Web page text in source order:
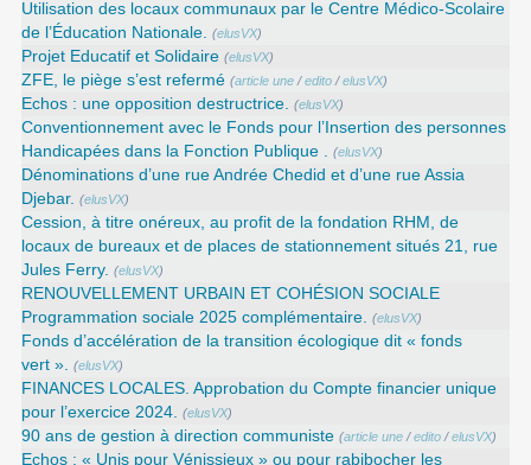
Utilisation des locaux communaux par le Centre Médico-Scolaire
de l’Éducation Nationale. (elusVX)
Projet Educatif et Solidaire (elusVX)
ZFE, le piège s’est refermé (article une/edito/elusVX)
Echos : une opposition destructrice. (elusVX)
Conventionnement avec le Fonds pour l’Insertion des personnes
Handicapées dans la Fonction Publique . (elusVX)
Dénominations d’une rue Andrée Chedid et d’une rue Assia
Djebar. (elusVX)
Cession, à titre onéreux, au profit de la fondation RHM, de
locaux de bureaux et de places de stationnement situés 21, rue
Jules Ferry. (elusVX)
RENOUVELLEMENT URBAIN ET COHÉSION SOCIALE
Programmation sociale 2025 complémentaire. (elusVX)
Fonds d’accélération de la transition écologique dit « fonds
vert ». (elusVX)
FINANCES LOCALES. Approbation du Compte financier unique
pour l’exercice 2024. (elusVX)
90 ans de gestion à direction communiste (article une/edito/elusVX)
Echos : « Unis pour Vénissieux » ou pour rabibocher les